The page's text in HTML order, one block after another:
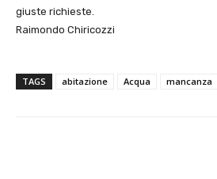
giuste richieste.
Raimondo Chiricozzi
TAGS abitazione Acqua mancanza